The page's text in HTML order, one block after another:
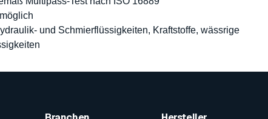
und Schmierflüssigkeiten, Kraftstoffe, wässrige